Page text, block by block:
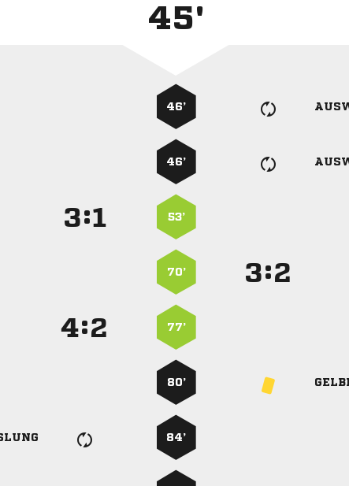
45'
46’
46’
: 53’
70’ :
: 77’
80’
84’